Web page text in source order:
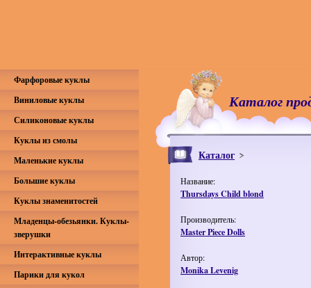
Каталог
Каталог
Название:
Thursdays Child blond
Производитель:
Master Piece Dolls
Автор:
Monika Levenig
Фарфоровые куклы
Виниловые куклы
Силиконовые куклы
Куклы из смолы
Маленькие куклы
Большие куклы
Куклы знаменитостей
Младенцы-обезьянки. Куклы-
зверушки
Интерактивные куклы
Парики для кукол